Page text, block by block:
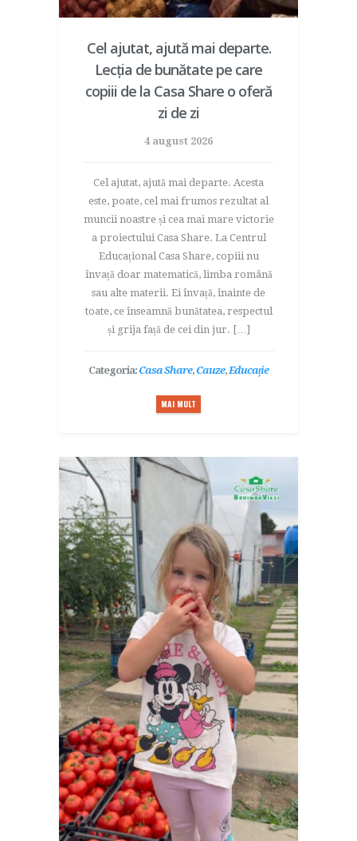
Cel ajutat, ajută mai departe.
Lecția de bunătate pe care
copiii de la Casa Share o oferă
zi de zi
4 august 2026
Cel ajutat, ajută mai departe. Acesta
este, poate, cel mai frumos rezultat al
muncii noastre și cea mai mare victorie
a proiectului Casa Share. La Centrul
Educațional Casa Share, copiii nu
învață doar matematică, limba română
sau alte materii. Ei învață, înainte de
toate, ce înseamnă bunătatea, respectul
și grija față de cei din jur. […]
Categoria:Casa Share,Cauze, Educație
MAI MULT